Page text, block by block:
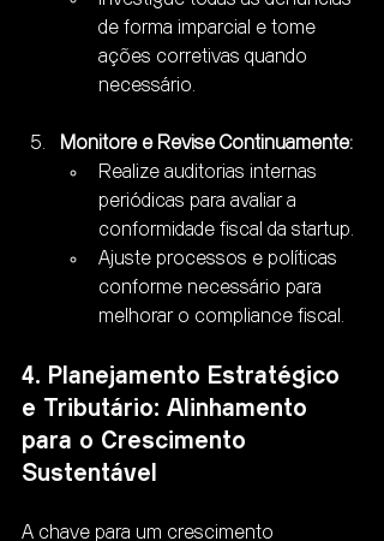
de forma imparcial e tome
ações corretivas quando
necessário.
Monitore e Revise Continuamente:
Realize auditorias internas
periódicas para avaliar a
conformidade fiscal da startup.
Ajuste processos e políticas
conforme necessário para
melhorar o compliance fiscal.
4. Planejamento Estratégico
e Tributário: Alinhamento
para o Crescimento
Sustentável
A chave para um crescimento